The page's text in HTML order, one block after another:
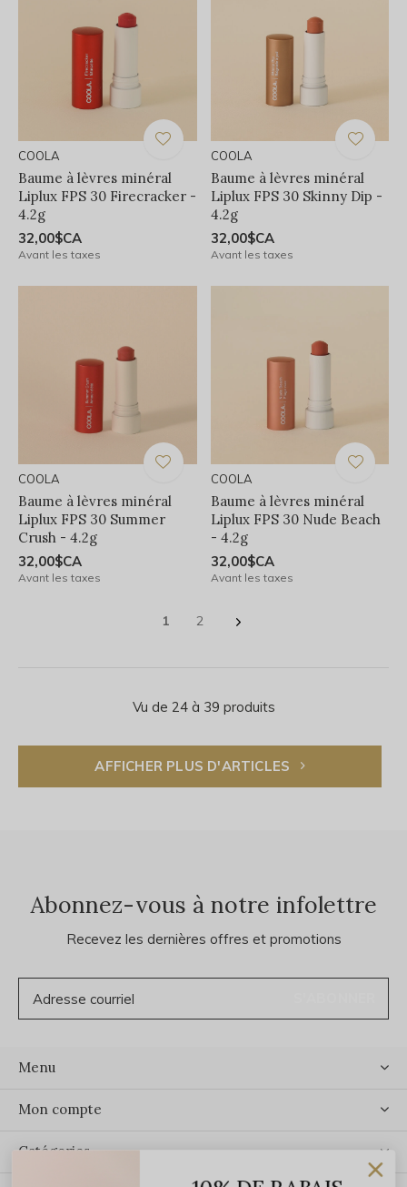
COOLA
Baume à lèvres minéral
Liplux FPS 30 Firecracker -
4.2g
32,00$CA
Avant les taxes
COOLA
Baume à lèvres minéral
Liplux FPS 30 Skinny Dip -
4.2g
32,00$CA
Avant les taxes
COOLA
Baume à lèvres minéral
Liplux FPS 30 Summer
Crush - 4.2g
32,00$CA
Avant les taxes
COOLA
Baume à lèvres minéral
Liplux FPS 30 Nude Beach
- 4.2g
32,00$CA
Avant les taxes
1 2
Vu de 24 à 39 produits
AFFICHER PLUS D'ARTICLES
Abonnez-vous à notre infolettre
Recevez les dernières offres et promotions
Menu
Mon compte
Catégories